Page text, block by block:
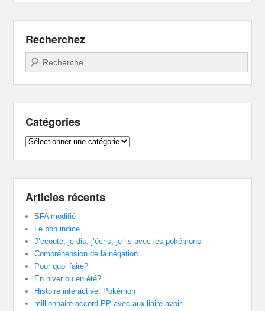
Recherchez
Recherche
Catégories
Catégories
Articles récents
SFA modifié
Le bon indice
J’écoute, je dis, j’écris, je lis avec les pokémons
Compréhension de la négation
Pour quoi faire?
En hiver ou en été?
Histoire interactive: Pokémon
millionnaire accord PP avec auxiliaire avoir